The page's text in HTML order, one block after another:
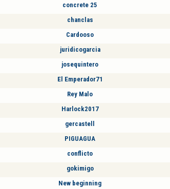
concrete 25
chanclas
Cardooso
juridicogarcia
josequintero
El Emperador71
Rey Malo
Harlock2017
gercastell
PIGUAGUA
conflicto
gokimigo
New beginning